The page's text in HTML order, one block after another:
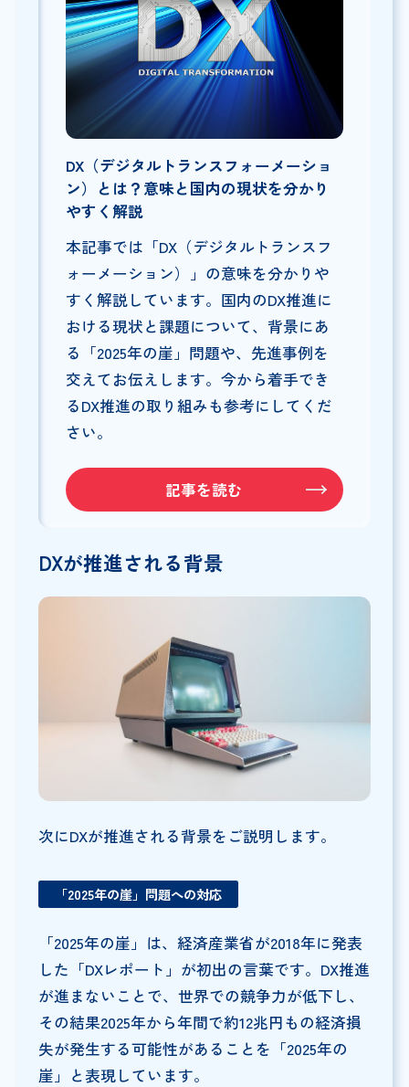
記事を読む
DX（デジタルトランスフォーメーショ
ン）とは？意味と国内の現状を分かり
やすく解説
本記事では「DX（デジタルトランスフ
ォーメーション）」の意味を分かりや
すく解説しています。国内のDX推進に
おける現状と課題について、背景にあ
る「2025年の崖」問題や、先進事例を
交えてお伝えします。今から着手でき
るDX推進の取り組みも参考にしてくだ
さい。
DXが推進される背景
次にDXが推進される背景をご説明します。
「2025年の崖」問題への対応
「2025年の崖」は、経済産業省が2018年に発表
した「DXレポート」が初出の言葉です。DX推進
が進まないことで、世界での競争力が低下し、
その結果2025年から年間で約12兆円もの経済損
失が発生する可能性があることを「2025年の
崖」と表現しています。